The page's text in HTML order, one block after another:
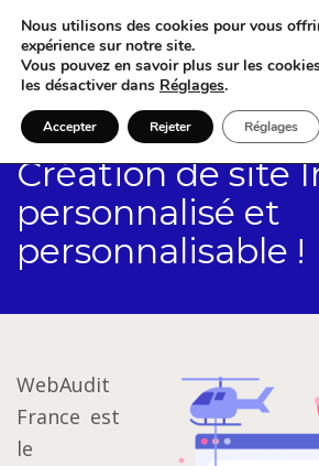
Création de site
personnalisé et
personnalisable !
WebAudit
France est
le
Nous utilisons des cookies pour vous
expérience sur notre site.
Vous pouvez en savoir plus sur les
les désactiver dans Réglages.
Accepter Rejeter Réglages